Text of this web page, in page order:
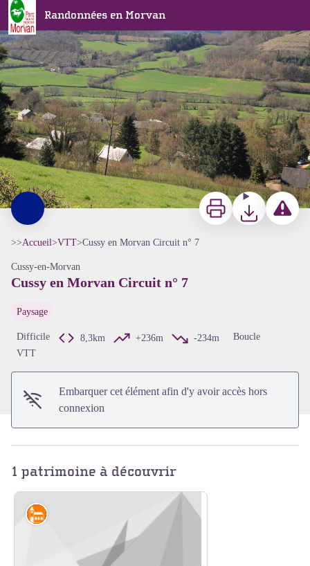
Randonnées en Morvan
Cussy en Morvan Circuit n° 7
Paysage Cussy en Morvan - A Millot Pnr Morvan
ImprimerTéléchargerSignaler
>>Accueil>VTT>Cussy en Morvan Circuit n° 7
Cussy-en-Morvan
Cussy en Morvan Circuit n° 7
Paysage
Difficile 8,3km +236m -234m
Boucle
VTT
Embarquer cet élément afin d'y avoir accès hors
connexion
1 patrimoine à découvrir
Édifices religieux et châteaux